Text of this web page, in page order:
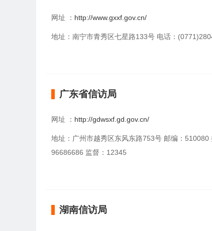
网址 ： http://www.gxxf.gov.cn/
地址：南宁市青秀区七星路133号 电话：
广东省信访局
网址 ： http://gdwsxf.gd.gov.cn/
地址：广州市越秀区东风东路753号 邮编：510080
96686686 监督：12345
湖南信访局